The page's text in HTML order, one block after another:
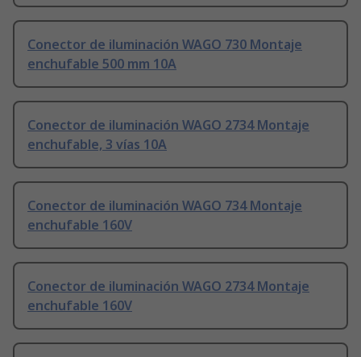
Conector de iluminación WAGO 730 Montaje
enchufable 500 mm 10A
Conector de iluminación WAGO 2734 Montaje
enchufable, 3 vías 10A
Conector de iluminación WAGO 734 Montaje
enchufable 160V
Conector de iluminación WAGO 2734 Montaje
enchufable 160V